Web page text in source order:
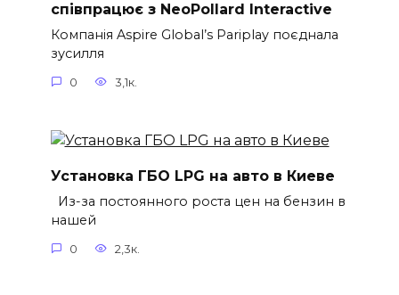
співпрацює з NeoPollard Interactive
Компанія Aspire Global’s Pariplay поєднала
зусилля
0 3,1к.
Установка ГБО LPG на авто в Киеве
Из-за постоянного роста цен на бензин в
нашей
0 2,3к.